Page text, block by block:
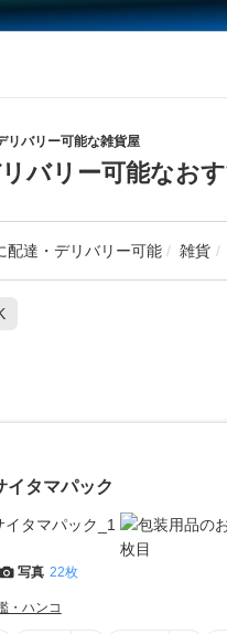
リバリー可能な雑貨屋
バリー可能なお
配達・デリバリー可能 雑貨
タマパック
写真 22枚
・ハンコ